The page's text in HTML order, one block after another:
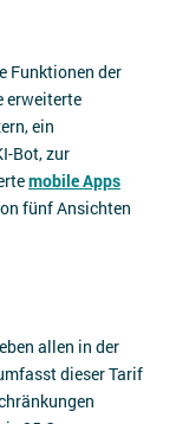
Funktionen der
erweiterte
ein
Bot, zur
mobile Apps
fünf Ansichten
allen in der
dieser Tarif